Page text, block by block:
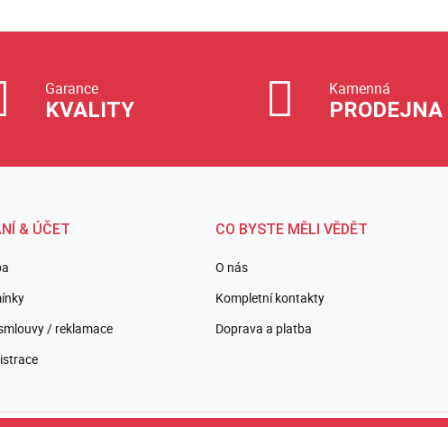
Garance
KVALITY
Kamenná
PRODEJNA
& ÚČET
/ reklamace
CO BYSTE MĚLI VĚDĚT
O nás
Kompletní kontakty
Doprava a platba